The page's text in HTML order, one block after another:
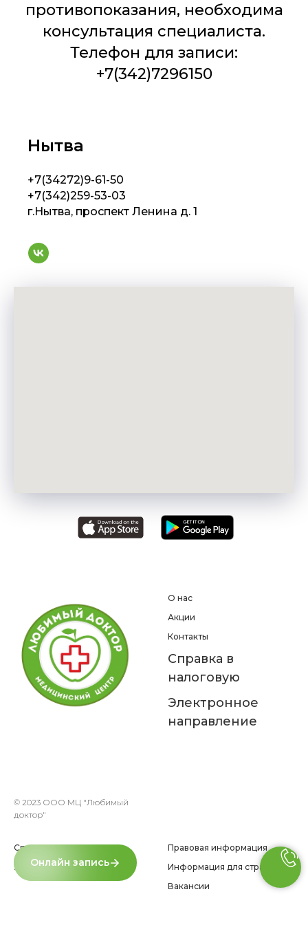
противопоказания, необходима
консультация специалиста.
Телефон для записи:
+7(342)7296150
Нытва
+7(34272)9-61-50
+7(342)259-53-03
г.Нытва, проспект Ленина д. 1
© 2023 ООО МЦ "Любимый
доктор"
О нас
Акции
Контакты
Справка в
налоговую
Электронное
направление
Специалисты
Услуги
Правовая информация
Информация для страховых
Вакансии